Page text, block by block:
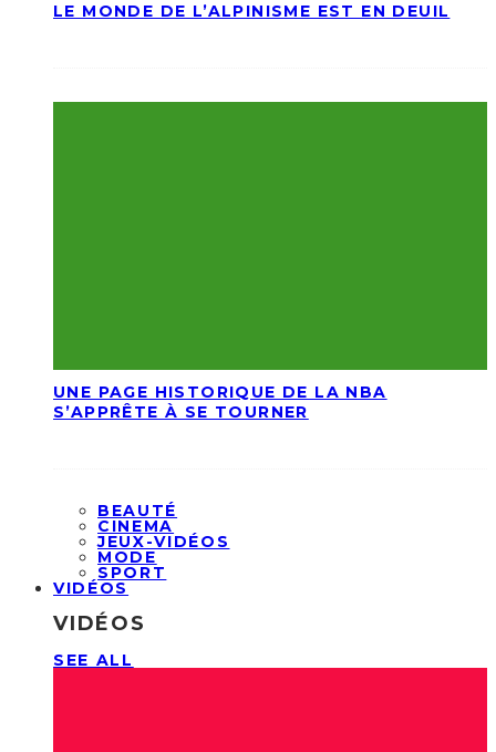
LE MONDE DE L’ALPINISME EST EN DEUIL
UNE PAGE HISTORIQUE DE LA NBA
S’APPRÊTE À SE TOURNER
BEAUTÉ
CINEMA
JEUX-VIDÉOS
MODE
SPORT
VIDÉOS
VIDÉOS
SEE ALL